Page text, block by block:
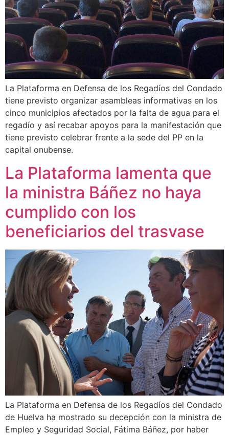
La Plataforma en Defensa de los Regadíos del Condado
tiene previsto organizar asambleas informativas en los
cinco municipios afectados por la falta de agua para el
regadío y así recabar apoyos para la manifestación que
tiene previsto celebrar frente a la sede del PP en la
capital onubense.
La Plataforma lamenta que
la ministra Báñez no haya
cumplido con los
beneficiarios del trasvase
La Plataforma en Defensa de los Regadíos del Condado
de Huelva ha mostrado su decepción con la ministra de
Empleo y Seguridad Social, Fátima Báñez, por haber